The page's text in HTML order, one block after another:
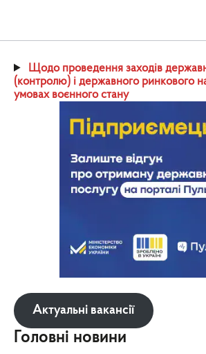
Щодо проведення заходів
(контролю) і державного ринкового
умовах воєнного стану
Актуальні вакансії
Головні новини